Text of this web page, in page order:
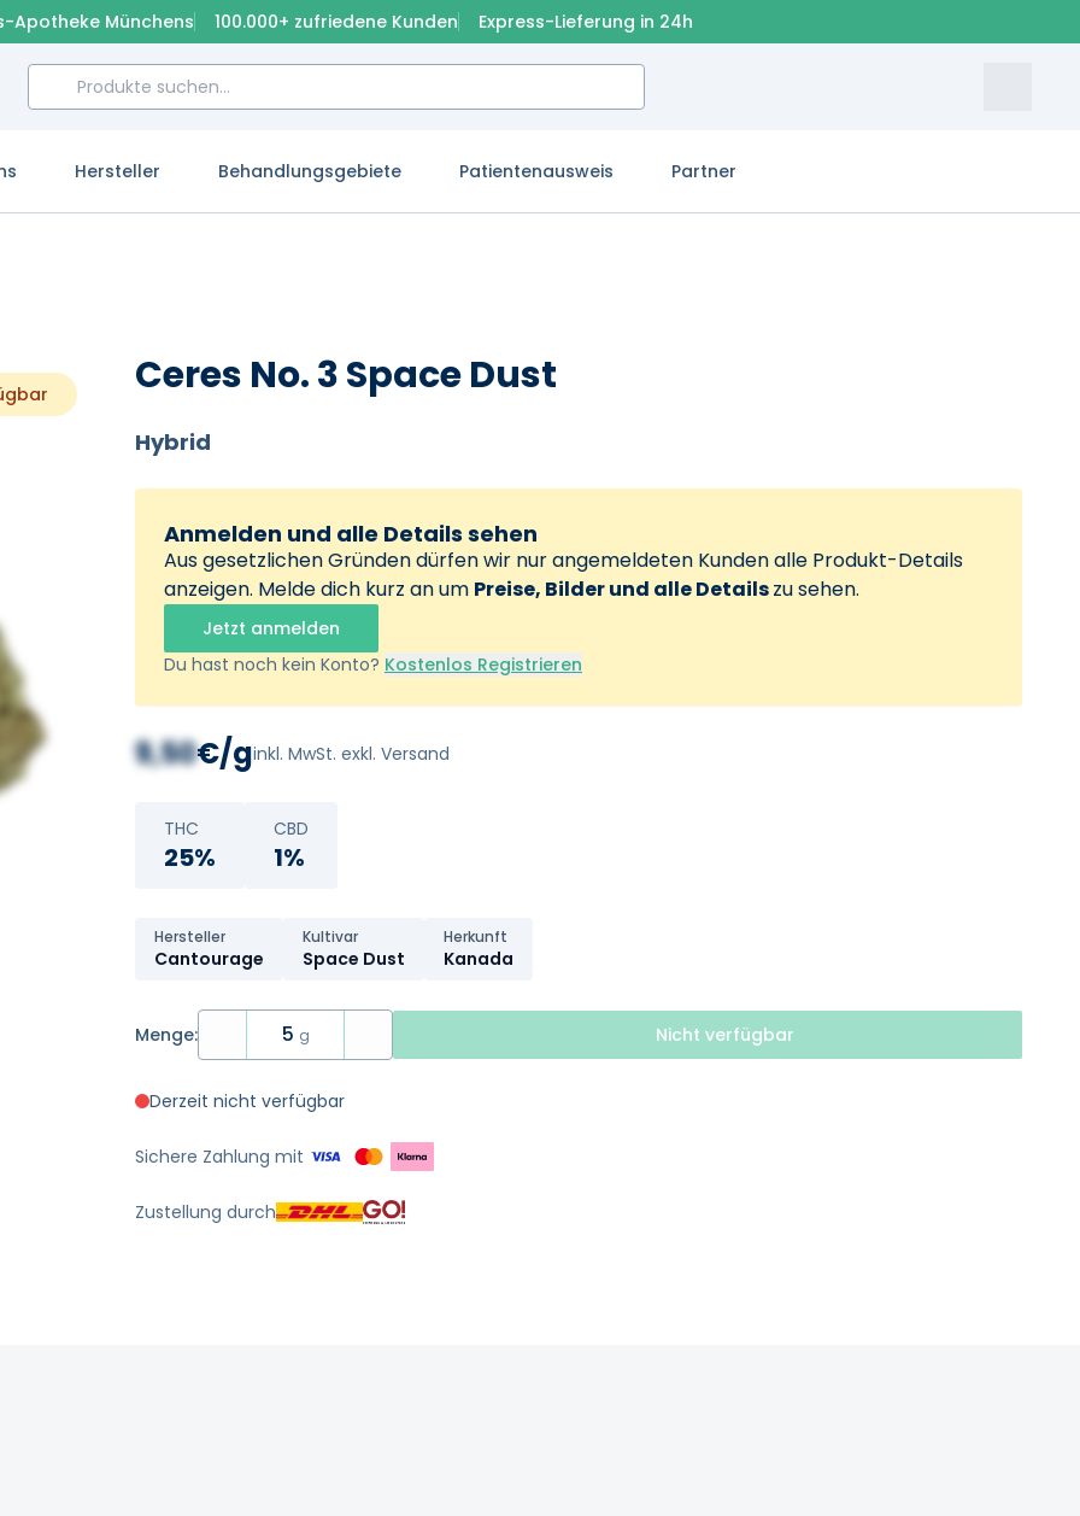
Apotheke Münchens 100.000+ zufriedene Kunden Express-Lieferung in 24h
Hersteller Behandlungsgebiete Patientenausweis Partner
Ceres No. 3 Space Dust
Hybrid
Anmelden und alle Details sehen
Aus gesetzlichen Gründen dürfen wir nur angemeldeten Kunden alle Produkt-Details
anzeigen. Melde dich kurz an um Preise, Bilder und alle Detailszu sehen.
Jetzt anmelden
Du hast noch kein Konto? Kostenlos Registrieren
9,50€/ginkl. MwSt. exkl. Versand
THC
25%
CBD
1%
Hersteller
Cantourage
Kultivar
Space Dust
Herkunft
Kanada
Menge: 5 g Nicht verfügbar
Derzeit nicht verfügbar
Sichere Zahlung mit
Zustellung durch